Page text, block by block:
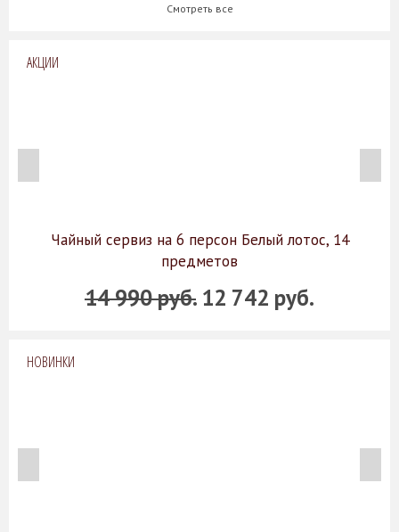
Смотреть все
АКЦИИ
Чайный сервиз на 6 персон Белый лотос, 14
предметов
14 990 руб. 12 742 руб.
НОВИНКИ